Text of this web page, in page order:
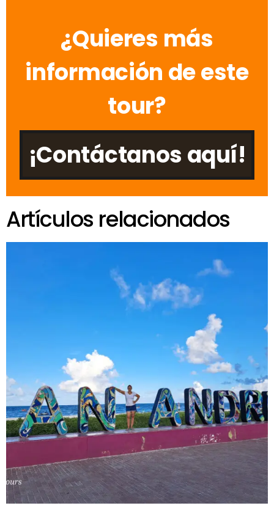
¿Quieres más
información de este
tour?
¡Contáctanos aquí!
Artículos relacionados